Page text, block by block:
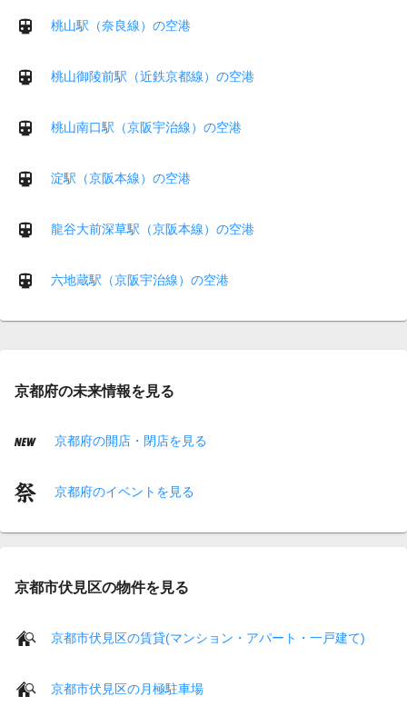
桃山駅（奈良線）の空港
桃山御陵前駅（近鉄京都線）の空港
桃山南口駅（京阪宇治線）の空港
淀駅（京阪本線）の空港
龍谷大前深草駅（京阪本線）の空港
六地蔵駅（京阪宇治線）の空港
京都府の未来情報を見る
京都府の開店・閉店を見る
京都府のイベントを見る
京都市伏見区の物件を見る
京都市伏見区の賃貸(マンション・アパート・一戸建て)
京都市伏見区の月極駐車場